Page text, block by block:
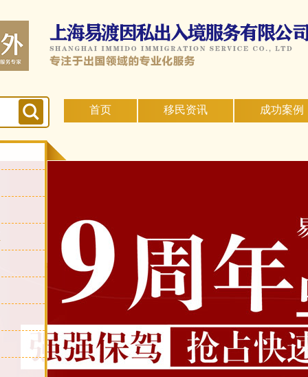
首页 移民资讯 成功案例